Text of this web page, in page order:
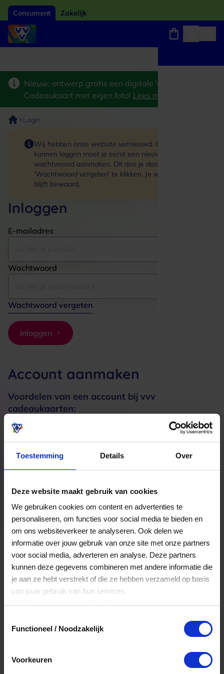
Toestemming Details Over
Deze website maakt gebruik van cookies
We gebruiken cookies om content en advertenties te
personaliseren, om functies voor social media te bieden en
om ons websiteverkeer te analyseren. Ook delen we
informatie over jouw gebruik van onze site met onze partners
voor social media, adverteren en analyse. Deze partners
kunnen deze gegevens combineren met andere informatie die
je aan ze hebt verstrekt of die ze hebben verzameld op basis
van jouw gebruik van hun services.
Functioneel / Noodzakelijk
Voorkeuren
Consument Zakelijk
Nieuw: ontwerp gratis een digitale VVV
Cadeaukaart met eigen foto! Lees meer
Login
Wij hebben onze website vernieuwd. Om in te
kunnen loggen moet je eerst een nieuw
wachtwoord aanmaken. Dit doe je door op de link
'Wachtwoord vergeten' te klikken. Je winkelmand
blijft bewaard.
Inloggen
E-mailadres
Wachtwoord
Wachtwoord vergeten
Inloggen
Account aanmaken
Voordelen van een account bij vvv
cadeaukaarten:
Meerdere adressen registreren
Een bestelling volgen
Nog veel meer...
Maak account aan